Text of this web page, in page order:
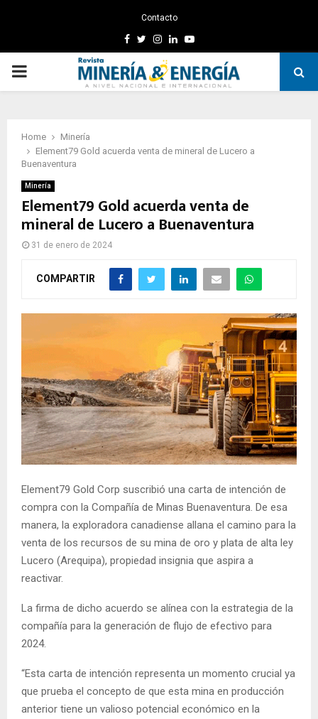
Contacto
Facebook
TwitterInstagram
LinkedinYoutube
PRIMARY
Home
Minería
Element79 Gold acuerda venta de mineral de Lucero a
Buenaventura
Minería
Element79 Gold acuerda venta de
mineral de Lucero a Buenaventura
31 de enero de 2024
COMPARTIR
Element79 Gold Corp suscribió una carta de intención de
compra con la Compañía de Minas Buenaventura. De esa
manera, la exploradora canadiense allana el camino para la
venta de los recursos de su mina de oro y plata de alta ley
Lucero (Arequipa), propiedad insignia que aspira a
reactivar.
La firma de dicho acuerdo se alínea con la estrategia de la
compañía para la generación de flujo de efectivo para
2024.
“Esta carta de intención representa un momento crucial ya
que prueba el concepto de que esta mina en producción
anterior tiene un valioso potencial económico en la